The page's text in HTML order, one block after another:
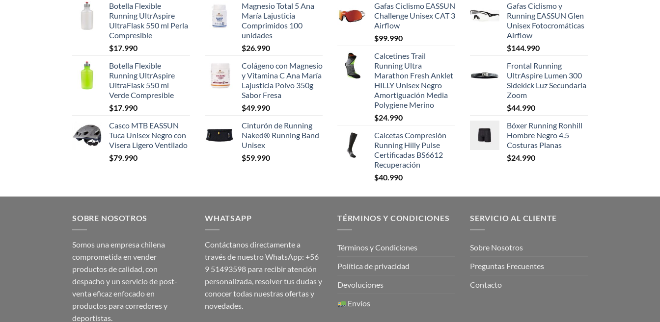
Botella Flexible
Running UltrAspire
UltraFlask 550 ml Perla
Compresible
$17.990
Botella Flexible
Running UltrAspire
UltraFlask 550 ml
Verde Compresible
$17.990
Casco MTB EASSUN
Tuca Unisex Negro con
Visera Ligero Ventilado
$79.990
Magnesio Total 5 Ana
María Lajusticia
Comprimidos 100
unidades
$26.990
Colágeno con Magnesio
y Vitamina C Ana María
Lajusticia Polvo 350g
Sabor Fresa
$49.990
Cinturón de Running
Naked® Running Band
Unisex
$59.990
Gafas Ciclismo EASSUN
Challenge Unisex CAT 3
Airflow
$99.990
Calcetines Trail
Running Ultra
Marathon Fresh Anklet
HILLY Unisex Negro
Amortiguación Media
Polygiene Merino
$24.990
Calcetas Compresión
Running Hilly Pulse
Certificadas BS6612
Recuperación
$40.990
Gafas Ciclismo y
Running EASSUN Glen
Unisex Fotocromáticas
Airflow
$144.990
Frontal Running
UltrAspire Lumen 300
Sidekick Luz Secundaria
Zoom
$44.990
Bóxer Running Ronhill
Hombre Negro 4.5
Costuras Planas
$24.990
SOBRE NOSOTROS
Somos una empresa chilena
comprometida en vender
productos de calidad, con
despacho y un servicio de post-
venta eficaz enfocado en
productos para corredores y
deportistas.
WHATSAPP
Contáctanos directamente a
través de nuestro WhatsApp: +56
9 51493598 para recibir atención
personalizada, resolver tus dudas y
conocer todas nuestras ofertas y
novedades.
TÉRMINOS Y CONDICIONES
Términos y Condiciones
Política de privacidad
Devoluciones
Envíos
SERVICIO AL CLIENTE
Sobre Nosotros
Preguntas Frecuentes
Contacto